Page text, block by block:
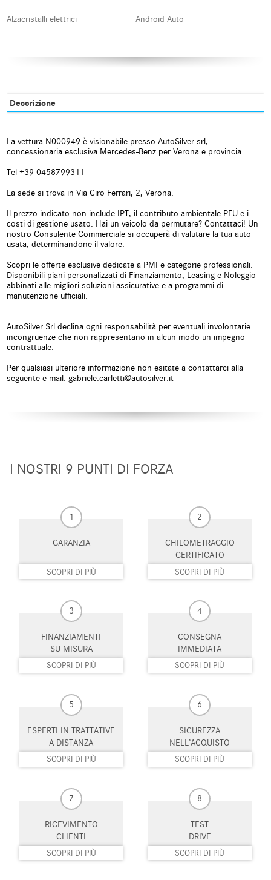
Alzacristalli elettrici Android Auto
Blind spot monitor Bluetooth
Carica per smartphone a
induzione
Cerchi in lega
emergenze
Chiusura centralizzata senza
chiave
Chiusura centralizzata
telecomandata
Climatizzatore automatico, 3 zone Controllo automatico clima
Controllo vocale Cruise Control
antiabbagliamento
Freno di stazionamento elettrico Hill holder
Kit antipanne Leve al volante
Luci diurne LED
Monitoraggio pressione
Pacchetto sportivo Parabrezza riscaldabile
Park Distance Control Pneumatici estivi
Portellone posteriore elettrico Regolazione elettrica sedili
Sedile passeggero ribaltabile Sedile posteriore sdoppiato
Sedili riscaldati Sensore di luce
Sensore di pioggia Sensori di parcheggio anteriori
Sensori di parcheggio posteriori
Sistema di navigazione Sistema di parcheggio automatico
Descrizione
La vettura N000949 è visionabile presso AutoSilver srl,
concessionaria esclusiva Mercedes-Benz per Verona e provincia.
Tel +39-0458799311
La sede si trova in Via Ciro Ferrari, 2, Verona.
Il prezzo indicato non include IPT, il contributo ambientale PFU e i
costi di gestione usato. Hai un veicolo da permutare? Contattaci! Un
nostro Consulente Commerciale si occuperà di valutare la tua auto
usata, determinandone il valore.
Scopri le offerte esclusive dedicate a PMI e categorie professionali.
Disponibili piani personalizzati di Finanziamento, Leasing e Noleggio
abbinati alle migliori soluzioni assicurative e a programmi di
manutenzione ufficiali.
AutoSilver Srl declina ogni responsabilità per eventuali involontarie
incongruenze che non rappresentano in alcun modo un impegno
contrattuale.
Per qualsiasi ulteriore informazione non esitate a contattarci alla
seguente e-mail: gabriele.carletti@autosilver.it
I NOSTRI 9 PUNTI DI FORZA
1
GARANZIA
SCOPRI DI PIÙ
2
CHILOMETRAGGIO
CERTIFICATO
SCOPRI DI PIÙ
3
FINANZIAMENTI
SU MISURA
SCOPRI DI PIÙ
4
CONSEGNA
IMMEDIATA
SCOPRI DI PIÙ
5
ESPERTI IN TRATTATIVE
A DISTANZA
SCOPRI DI PIÙ
6
SICUREZZA
NELL’ACQUISTO
SCOPRI DI PIÙ
7
RICEVIMENTO
CLIENTI
SCOPRI DI PIÙ
8
TEST
DRIVE
SCOPRI DI PIÙ